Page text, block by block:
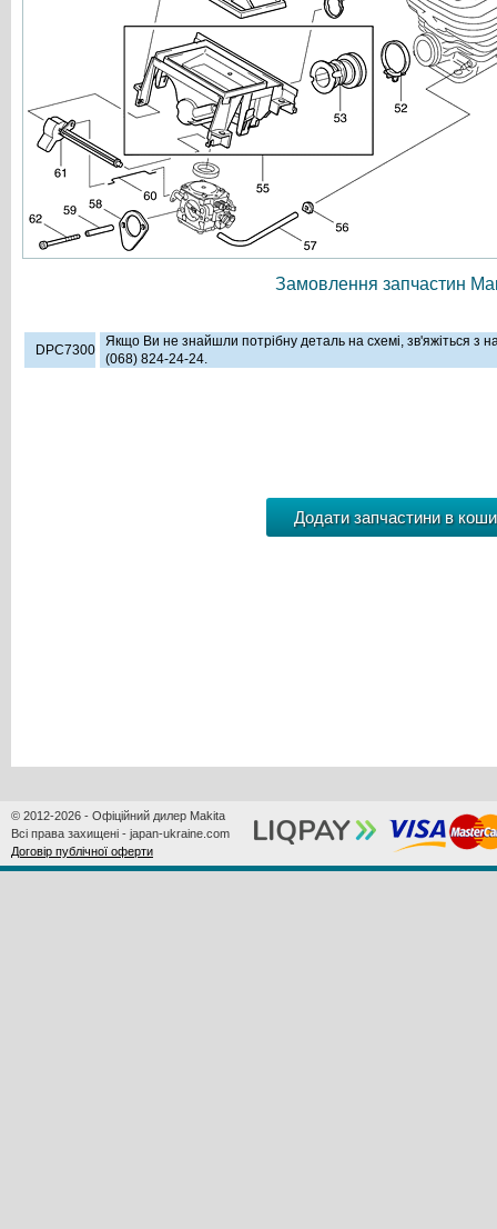
Замовлення запчастин
DPC7300
Якщо Ви не знайшли потрібну деталь на схемі, зв'яжіться з
(068) 824-24-24.
© 2012-2026 - Офіційний дилер Makita
Всі права захищені - japan-ukraine.com
Договір публічної оферти